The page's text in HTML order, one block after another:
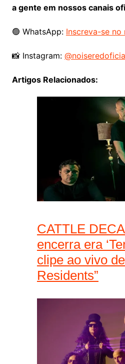
a gente em nossos canais
🟢 WhatsApp: Inscreva-se no
📸 Instagram:
Artigos Relacionados:
CATTLE
encerra era
clipe ao vivo
Residents”